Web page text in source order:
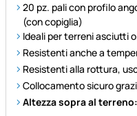
20 pz. pali con profilo
(con copiglia)
Ideali per terreni asciutti
Resistenti anche a
Resistenti alla rottura,
Collocamento sicuro
Altezza sopra al